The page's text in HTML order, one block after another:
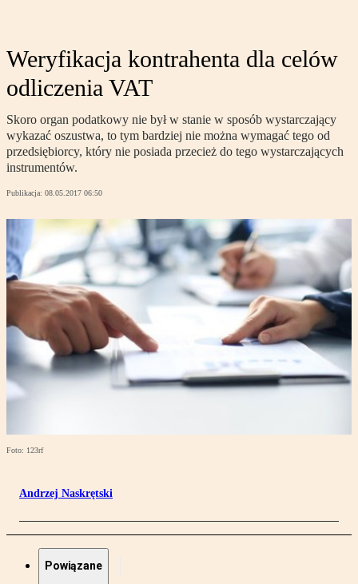
Weryfikacja kontrahenta dla celów
odliczenia VAT
Skoro organ podatkowy nie był w stanie w sposób wystarczający
wykazać oszustwa, to tym bardziej nie można wymagać tego od
przedsiębiorcy, który nie posiada przecież do tego wystarczających
instrumentów.
Publikacja: 08.05.2017 06:50
Foto: 123rf
Andrzej Naskrętski
Powiązane